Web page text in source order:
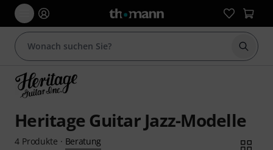
Suche
Heritage Guitar Jazz-Modelle
4 Produkte · Beratung